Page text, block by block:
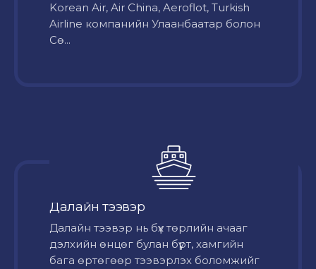
Korean Air, Air China, Aeroflot, Turkish
Airline компанийн Улаанбаатар болон
Сө...
Далайн тээвэр
Далайн тээвэр нь бүх төрлийн ачааг
дэлхийн өнцөг булан бүрт, хамгийн
бага өртөгөөр тээвэрлэх боломжийг